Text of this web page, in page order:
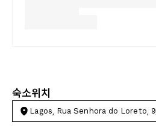
숙소위치
Lagos, Rua Senhora do Loreto, 9